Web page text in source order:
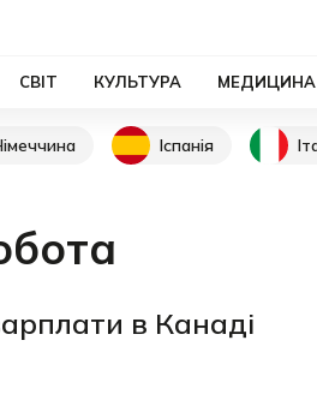
СВІТ КУЛЬТУРА МЕДИЦИНА
Іспанія
в Канаді